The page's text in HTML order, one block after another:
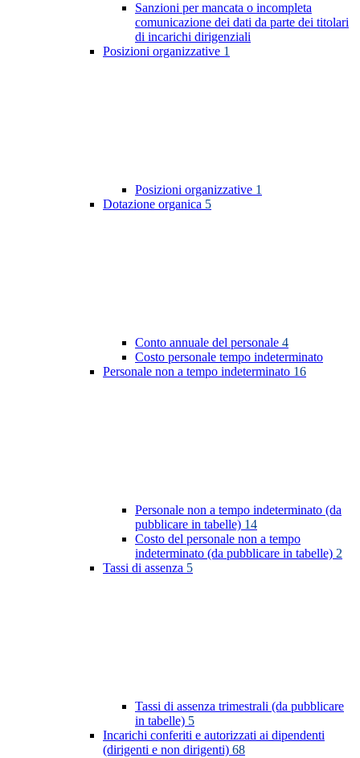
Sanzioni per mancata o incompleta
comunicazione dei dati da parte dei titolari
di incarichi dirigenziali
Posizioni organizzative 1
Posizioni organizzative 1
Dotazione organica 5
Conto annuale del personale 4
Costo personale tempo indeterminato
Personale non a tempo indeterminato 16
Personale non a tempo indeterminato (da
pubblicare in tabelle) 14
Costo del personale non a tempo
indeterminato (da pubblicare in tabelle) 2
Tassi di assenza 5
Tassi di assenza trimestrali (da pubblicare
in tabelle) 5
Incarichi conferiti e autorizzati ai dipendenti
(dirigenti e non dirigenti) 68